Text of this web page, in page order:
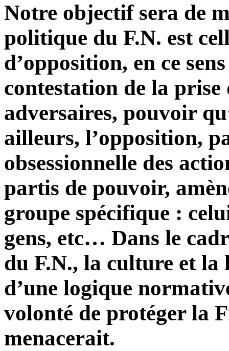
Notre objectif sera de
politique du F.N. est
d’opposition, en ce
contestation de la
adversaires, pouvoir
ailleurs, l’opposition,
obsessionnelle des
partis de pouvoir,
groupe spécifique :
gens, etc… Dans le
du F.N., la culture et la
d’une logique
volonté de protéger la
menacerait.